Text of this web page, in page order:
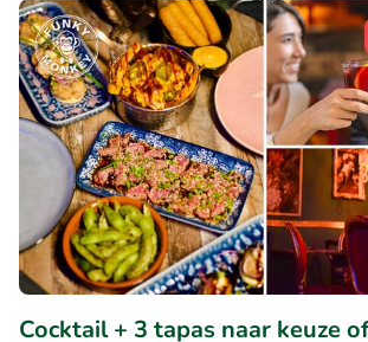
Cocktail + 3 tapas naar keuze